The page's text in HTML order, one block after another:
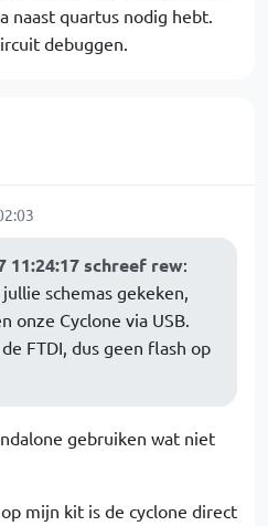
naast quartus nodig hebt.
debuggen.
11:24:17 schreef rew:
schemas gekeken,
onze Cyclone via USB.
FTDI, dus geen flash op
gebruiken wat niet
mijn kit is de cyclone direct